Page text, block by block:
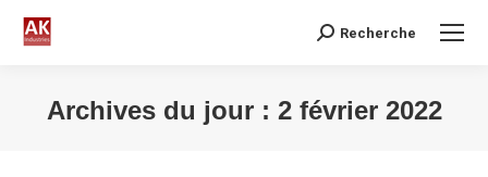
Search:Recherche
Archives du jour : 2 février 2022